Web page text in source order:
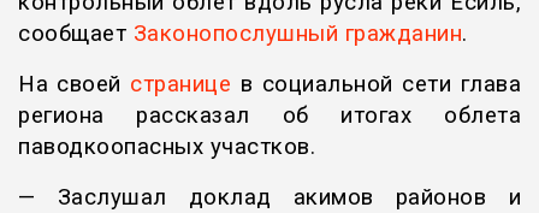
сообщает Законопослушный гражданин.
На своей странице в социальной сети глава
региона рассказал об итогах облета
паводкоопасных участков.
— Заслушал доклад акимов районов и